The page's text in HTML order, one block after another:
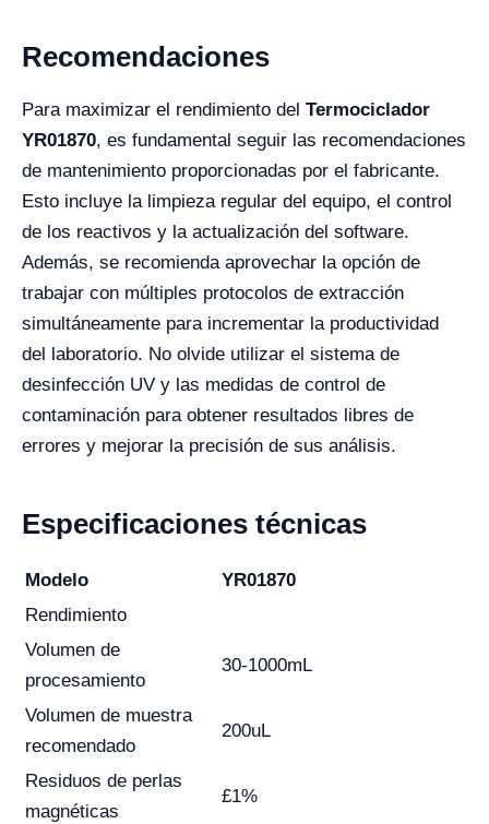
Recomendaciones
Para maximizar el rendimiento del Termociclador
YR01870, es fundamental seguir las recomendaciones
de mantenimiento proporcionadas por el fabricante.
Esto incluye la limpieza regular del equipo, el control
de los reactivos y la actualización del software.
Además, se recomienda aprovechar la opción de
trabajar con múltiples protocolos de extracción
simultáneamente para incrementar la productividad
del laboratorio. No olvide utilizar el sistema de
desinfección UV y las medidas de control de
contaminación para obtener resultados libres de
errores y mejorar la precisión de sus análisis.
Especificaciones técnicas
Modelo
YR01870
Rendimiento
Volumen de
procesamiento
30-1000mL
Volumen de muestra
recomendado
200uL
Residuos de perlas
magnéticas
£1%